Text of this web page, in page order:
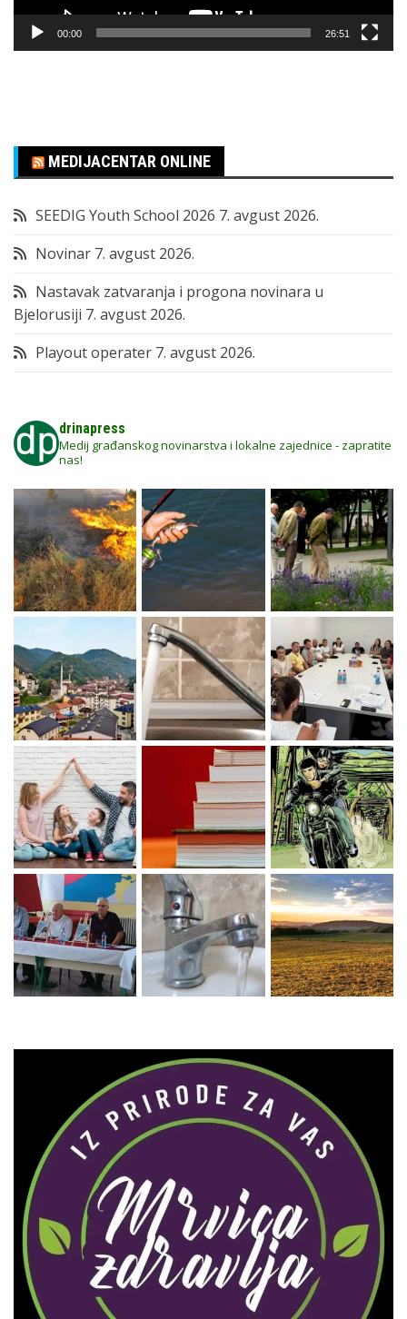
00:00 26:51
MEDIJACENTAR ONLINE
SEEDIG Youth School 2026 7. avgust 2026.
Novinar 7. avgust 2026.
Nastavak zatvaranja i progona novinara u
Bjelorusiji 7. avgust 2026.
Playout operater 7. avgust 2026.
drinapress
Medij građanskog novinarstva i lokalne zajednice - zapratite
nas!